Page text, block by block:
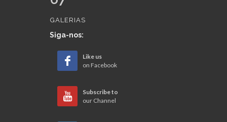
GALERIAS
Siga-nos:
Like us
on Facebook
Subscribe to
our Channel